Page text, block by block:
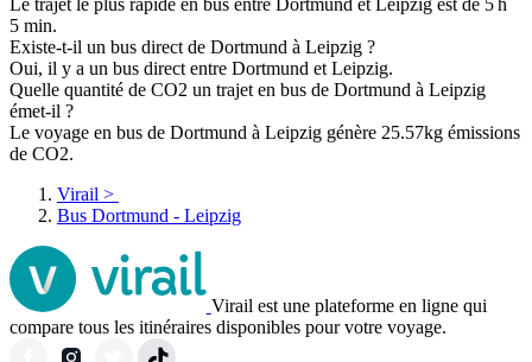
5 min.
Existe-t-il un bus direct de Dortmund à Leipzig ?
Oui, il y a un bus direct entre Dortmund et Leipzig.
Quelle quantité de CO2 un trajet en bus de Dortmund à Leipzig
émet-il ?
Le voyage en bus de Dortmund à Leipzig génère 25.57kg émissions
de CO2.
Virail >
Bus Dortmund - Leipzig
Virail est une plateforme en ligne qui
compare tous les itinéraires disponibles pour votre voyage.